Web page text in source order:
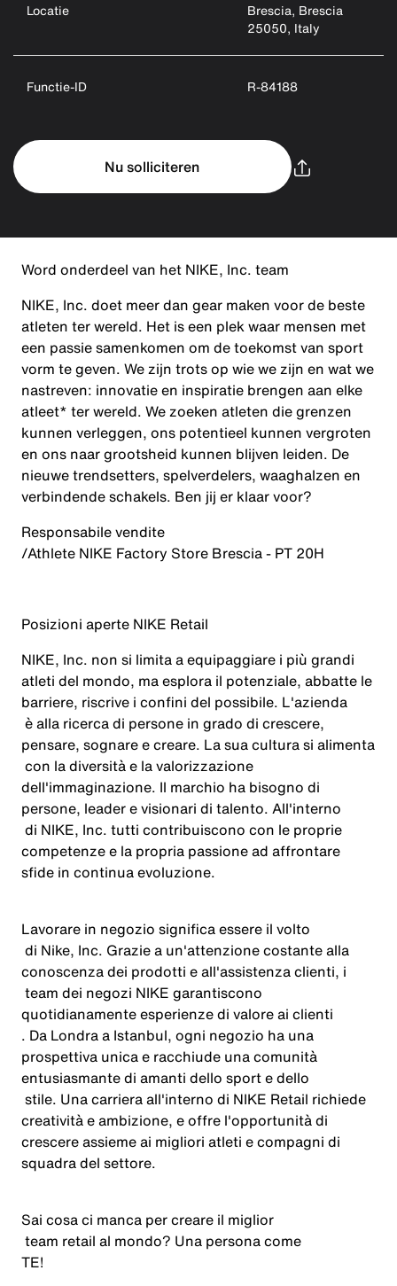
Locatie
Brescia, Brescia
25050, Italy
Functie-ID R-84188
Nu solliciteren
Word onderdeel van het NIKE, Inc. team
NIKE, Inc. doet meer dan gear maken voor de beste
atleten ter wereld. Het is een plek waar mensen met
een passie samenkomen om de toekomst van sport
vorm te geven. We zijn trots op wie we zijn en wat we
nastreven: innovatie en inspiratie brengen aan elke
atleet* ter wereld. We zoeken atleten die grenzen
kunnen verleggen, ons potentieel kunnen vergroten
en ons naar grootsheid kunnen blijven leiden. De
nieuwe trendsetters, spelverdelers, waaghalzen en
verbindende schakels. Ben jij er klaar voor?
Responsabilevendite
/Athlete NIKE Factory Store Brescia - PT 20H
Posizioni aperte NIKE Retail
NIKE, Inc. non si limitaaequipaggiare i più grandi
atleti del mondo, maesplora il potenziale, abbatte le
barriere, riscrive i confini del possibile. L'azienda
è alla ricercadi persone in grado di crescere,
pensare, sognareecreare. Lasuaculturasi alimenta
con ladiversitàe lavalorizzazione
dell'immaginazione. Il marchio ha bisogno di
persone, leader evisionari di talento. All'interno
di NIKE, Inc. tutti contribuiscono con le proprie
competenzee la propria passionead affrontare
sfide in continuaevoluzione.
Lavorare in negozio significaessere il volto
di Nike, Inc. Grazie a un'attenzionecostantealla
conoscenzadei prodotti eall'assistenzaclienti, i
team dei negozi NIKE garantiscono
quotidianamenteesperienzedi valoreai clienti
. Da Londra a Istanbul, ogni negozio ha una
prospettiva unica e racchiude unacomunità
entusiasmantedi amanti dello sport edello
stile. Unacarrieraall'interno di NIKE Retail richiede
creativitàeambizione, eoffre l'opportunitàdi
crescereassiemeai migliori atleti ecompagni di
squadradel settore.
Sai cosaci manca percreare il miglior
team retail al mondo? Una persona come
TE!